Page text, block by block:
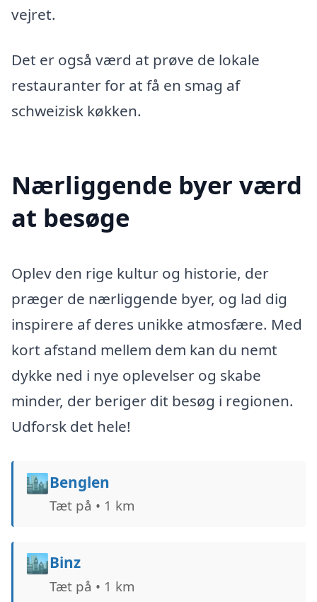
vejret.
Det er også værd at prøve de lokale
restauranter for at få en smag af
schweizisk køkken.
Nærliggende byer værd
at besøge
Oplev den rige kultur og historie, der
præger de nærliggende byer, og lad dig
inspirere af deres unikke atmosfære. Med
kort afstand mellem dem kan du nemt
dykke ned i nye oplevelser og skabe
minder, der beriger dit besøg i regionen.
Udforsk det hele!
🏙️Benglen
Tæt på • 1 km
🏙️Binz
Tæt på • 1 km